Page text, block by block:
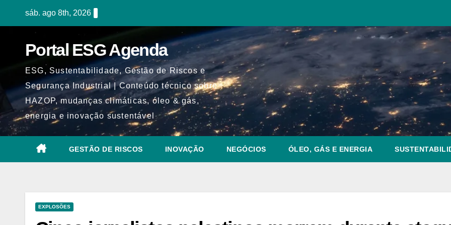
sáb. ago 8th, 2026
Portal ESG Agenda
ESG, Sustentabilidade, Gestão de Riscos e
Segurança Industrial | Conteúdo técnico sobre
HAZOP, mudanças climáticas, óleo & gás,
energia e inovação sustentável
GESTÃO DE RISCOS INOVAÇÃO NEGÓCIOS ÓLEO, GÁS E ENERGIA
EXPLOSÕES